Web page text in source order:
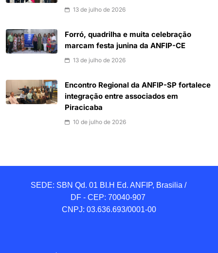
13 de julho de 2026
Forró, quadrilha e muita celebração
marcam festa junina da ANFIP-CE
13 de julho de 2026
Encontro Regional da ANFIP-SP fortalece
integração entre associados em
Piracicaba
10 de julho de 2026
SEDE: SBN Qd. 01 BI.H Ed. ANFIP, Brasilia /
DF - CEP: 70040-907
CNPJ: 03.636.693/0001-00